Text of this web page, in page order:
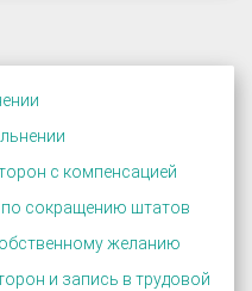
с компенсацией
сокращению штатов
желанию
и запись в трудовой